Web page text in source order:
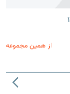
از همین مجموعه